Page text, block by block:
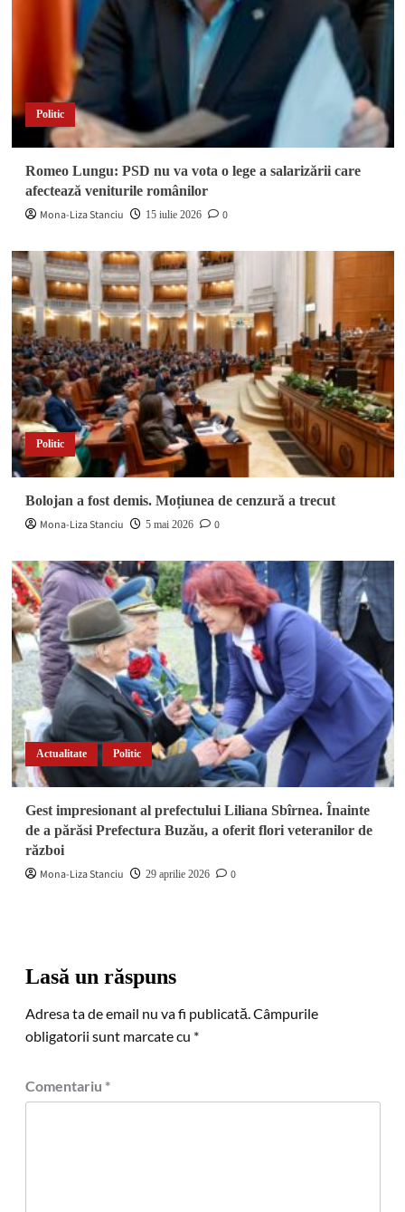
Politic
Romeo Lungu: PSD nu va vota o lege a salarizării care
afectează veniturile românilor
Mona-Liza Stanciu
15 iulie 2026 0
Politic
Bolojan a fost demis. Moțiunea de cenzură a trecut
Mona-Liza Stanciu
5 mai 2026 0
Actualitate Politic
Gest impresionant al prefectului Liliana Sbîrnea. Înainte
de a părăsi Prefectura Buzău, a oferit flori veteranilor de
război
Mona-Liza Stanciu
29 aprilie 2026 0
Lasă un răspuns
Adresa ta de email nu va fi publicată.Câmpurile
obligatorii sunt marcate cu *
Comentariu *